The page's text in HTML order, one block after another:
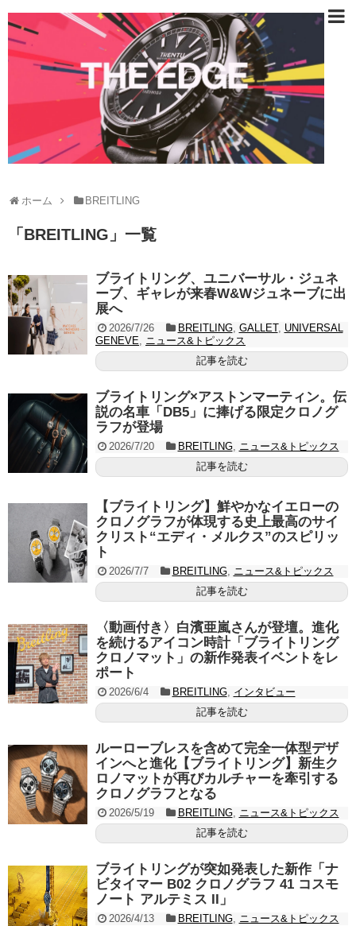
ホーム BREITLING
「 BREITLING 」 一覧
ブライトリング、ユニバーサル・ジュネ
ーブ、ギャレが来春W&Wジュネーブに出
展へ
2026/7/26 BREITLING, GALLET, UNIVERSAL
GENEVE, ニュース&トピックス
記事を読む
ブライトリング×アストンマーティン。伝
説の名車「DB5」に捧げる限定クロノグ
ラフが登場
2026/7/20 BREITLING, ニュース&トピックス
記事を読む
【ブライトリング】鮮やかなイエローの
クロノグラフが体現する史上最高のサイ
クリスト“エディ・メルクス”のスピリッ
ト
2026/7/7 BREITLING, ニュース&トピックス
記事を読む
〈動画付き〉白濱亜嵐さんが登壇。進化
を続けるアイコン時計「ブライトリング
クロノマット」の新作発表イベントをレ
ポート
2026/6/4 BREITLING, インタビュー
記事を読む
ルーローブレスを含めて完全一体型デザ
インへと進化【ブライトリング】新生ク
ロノマットが再びカルチャーを牽引する
クロノグラフとなる
2026/5/19 BREITLING, ニュース&トピックス
記事を読む
ブライトリングが突如発表した新作「ナ
ビタイマー B02 クロノグラフ 41 コスモ
ノート アルテミス II」
2026/4/13 BREITLING, ニュース&トピックス